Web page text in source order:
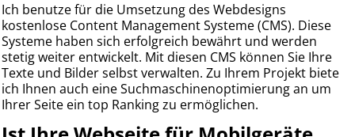
Ich benutze für die Umsetzung des Webdesigns
kostenlose Content Management Systeme (CMS). Diese
Systeme haben sich erfolgreich bewährt und werden
stetig weiter entwickelt. Mit diesen CMS können Sie Ihre
Texte und Bilder selbst verwalten. Zu Ihrem Projekt biete
ich Ihnen auch eine Suchmaschinenoptimierung an um
Ihrer Seite ein top Ranking zu ermöglichen.